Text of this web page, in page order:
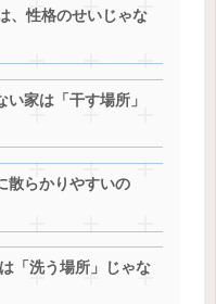
、性格のせいじゃな
家は「干す場所」
散らかりやすいの
「洗う場所」じゃな